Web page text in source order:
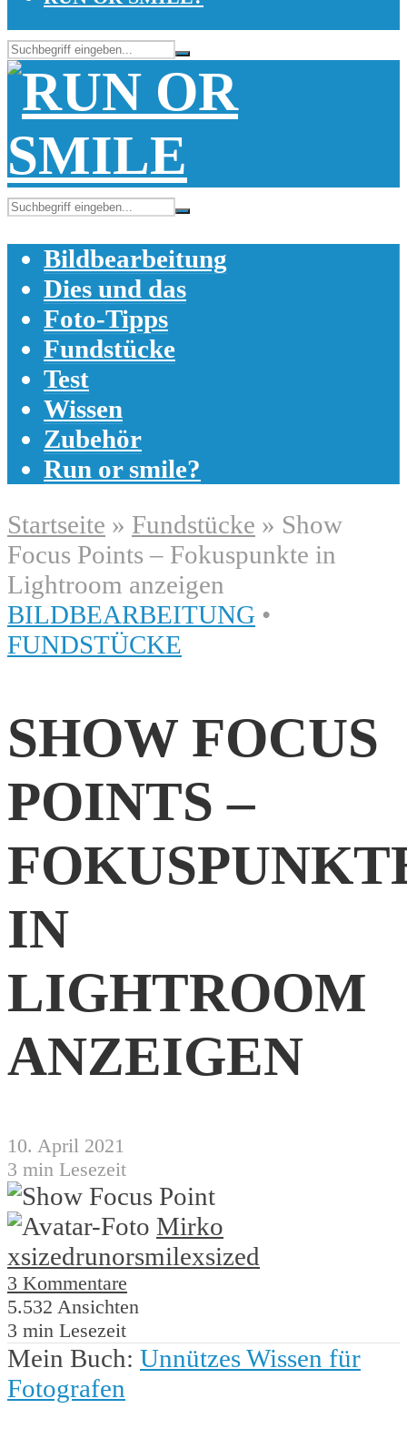
Bildbearbeitung
Dies und das
Foto-Tipps
Fundstücke
Test
Wissen
Zubehör
Run or smile?
Startseite » Fundstücke » Show
Focus Points – Fokuspunkte in
Lightroom anzeigen
BILDBEARBEITUNG •
FUNDSTÜCKE
SHOW FOCUS
POINTS –
IN
LIGHTROOM
ANZEIGEN
10. April 2021
3 min Lesezeit
Mirko
xsizedrunorsmilexsized
3 Kommentare
5.532 Ansichten
3 min Lesezeit
Mein Buch: Unnützes Wissen für
Fotografen